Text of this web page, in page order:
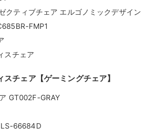
クティブチェア エルゴノミックデザイン
FMP1
スチェア
チェア【ゲーミングチェア】
GT002F-GRAY
66684D